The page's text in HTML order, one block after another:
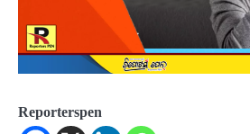
Reporterspen